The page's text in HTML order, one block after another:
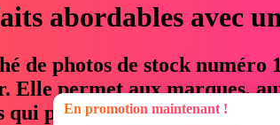
abordables avec
de photos de stock
Elle permet aux marques,
qui permettent
En promotion maintenant !